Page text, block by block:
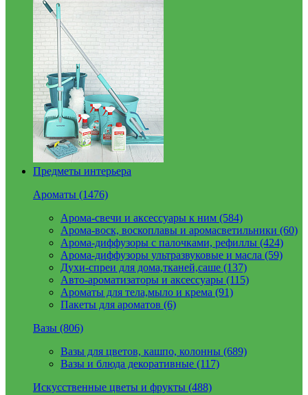
Предметы интерьера
Ароматы (1476)
Арома-свечи и аксессуары к ним (584)
Арома-воск, воскоплавы и аромасветильники (60)
Арома-диффузоры с палочками, рефиллы (424)
Арома-диффузоры ультразвуковые и масла (59)
Духи-спреи для дома,тканей,саше (137)
Авто-ароматизаторы и аксессуары (115)
Ароматы для тела,мыло и крема (91)
Пакеты для ароматов (6)
Вазы (806)
Вазы для цветов, кашпо, колонны (689)
Вазы и блюда декоративные (117)
Искусственные цветы и фрукты (488)